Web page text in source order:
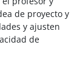
de proyecto y
y ajusten
de